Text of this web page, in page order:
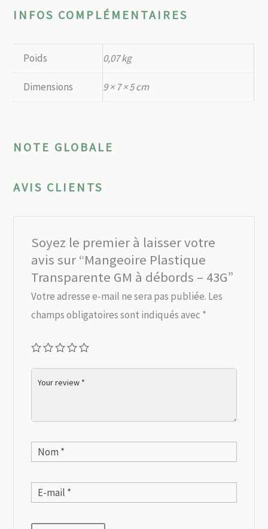
INFOS COMPLÉMENTAIRES
Poids 0,07 kg
Dimensions 9 × 7 × 5 cm
NOTE GLOBALE
AVIS CLIENTS
Soyez le premier à laisser votre
avis sur “Mangeoire Plastique
Transparente GM à débords – 43G”
Votre adresse e-mail ne sera pas publiée. Les
champs obligatoires sont indiqués avec *